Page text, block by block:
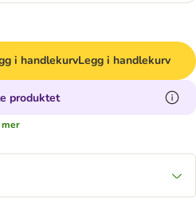
i handlekurvLegg i handlekurv
produktet
mer